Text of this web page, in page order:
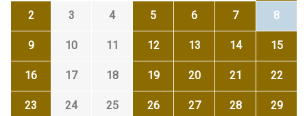
2 3 4 5 6 7 8
9 10 11 12 13 14 15
16 17 18 19 20 21 22
23 24 25 26 27 28 29